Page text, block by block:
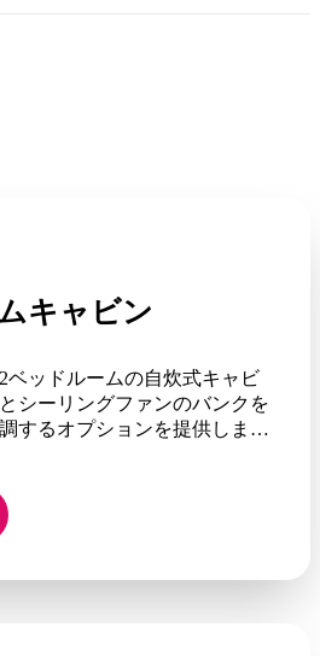
キャビン
ベッドルームの自炊式キャビ
シーリングファンのバンクを
するオプションを提供しま
の組み合わせで、たとえば、
グルベッド1台、またはダブ
一部のキャビンにはバルコニ